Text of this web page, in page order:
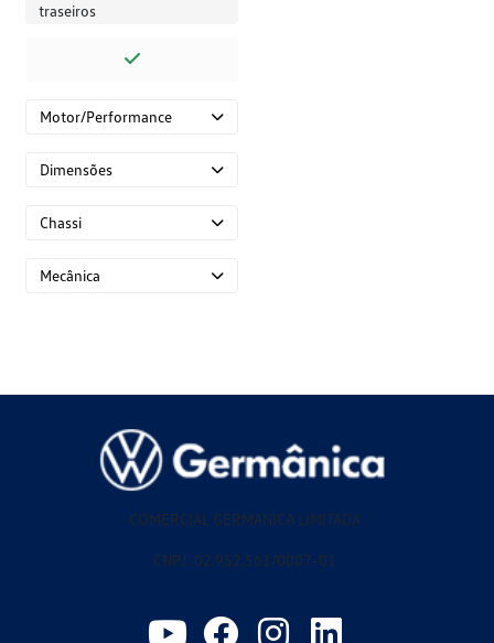
traseiros
Motor/Performance
Dimensões
Chassi
Mecânica
COMERCIAL GERMANICA LIMITADA
CNPJ: 02.952.561/0007-01